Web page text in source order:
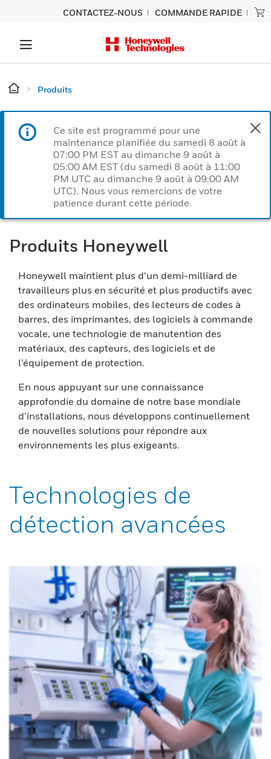
CONTACTEZ-NOUS COMMANDE RAPIDE
Produits
Ce site est programmé pour une
maintenance planifiée du samedi 8 août à
07:00 PM EST au dimanche 9 août à
05:00 AM EST (du samedi 8 août à 11:00
PM UTC au dimanche 9 août à 09:00 AM
UTC). Nous vous remercions de votre
patience durant cette période.
Produits Honeywell
Honeywell maintient plus d’un demi-milliard de
travailleurs plus en sécurité et plus productifs avec
des ordinateurs mobiles, des lecteurs de codes à
barres, des imprimantes, des logiciels à commande
vocale, une technologie de manutention des
matériaux, des capteurs, des logiciels et de
l’équipement de protection.
En nous appuyant sur une connaissance
approfondie du domaine de notre base mondiale
d’installations, nous développons continuellement
de nouvelles solutions pour répondre aux
environnements les plus exigeants.
Technologies de
détection avancées